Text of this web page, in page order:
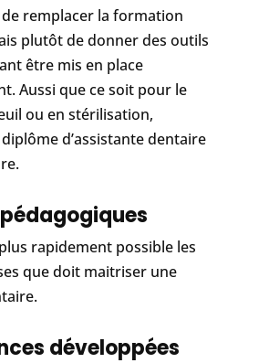
de remplacer la formation
plutôt de donner des outils
être mis en place
Aussi que ce soit pour le
ou en stérilisation,
d’assistante dentaire
rapidement possible les
que doit maitriser une
développées